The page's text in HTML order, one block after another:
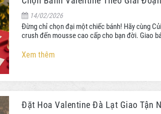
14/02/2026
Đừng chỉ chọn đại một chiếc bánh! Hãy cùng
crush đến mousse cao cấp cho bạn đời. Giao
Xem thêm
Đặt Hoa Valentine Đà Lạt Giao Tận